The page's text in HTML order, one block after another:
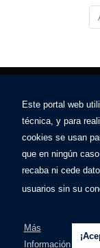
Este portal web
técnica, y para
cookies se usan
que en ningún
recaba ni cede
usuarios sin su
Más
Información
Política de envíos